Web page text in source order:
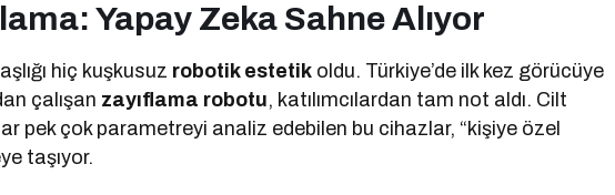
Yapay Zeka Sahne Alıyor
hiç kuşkusuz robotik estetik oldu. Türkiye’de ilk kez görücüye
çalışan zayıflama robotu, katılımcılardan tam not aldı. Cilt
pek çok parametreyi analiz edebilen bu cihazlar, “kişiye özel
taşıyor.